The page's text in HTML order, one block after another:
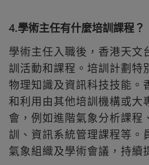
4.學術主任有什麼培訓課程？
學術主任入職後，香港天文
訓活動和課程。培訓計劃特
物理知識及資訊科技技能。
和利用由其他培訓機構或大
會，例如進階氣象分析課程
訓、資訊系統管理課程等。
氣象組織及學術會議，持續